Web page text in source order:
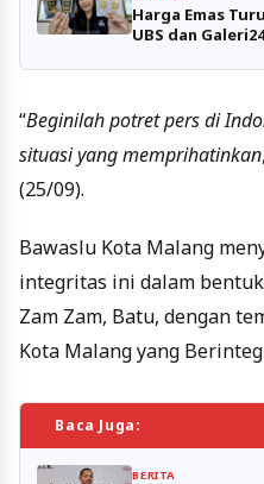
Harga Emas
UBS dan
“Beginilah potret pers di
situasi yang memprihatinkan
(25/09).
Bawaslu Kota Malang
integritas ini dalam
Zam Zam, Batu, dengan
Kota Malang yang
Baca Juga:
BERITA